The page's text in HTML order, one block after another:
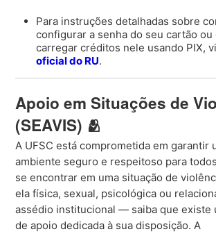
Para instruções detalhadas sobre
configurar a senha do seu cartão ou
carregar créditos nele usando PIX,
oficial do RU.
Apoio em Situações de
(SEAVIS) 🫂
A UFSC está comprometida em garantir
ambiente seguro e respeitoso para
se encontrar em uma situação de
ela física, sexual, psicológica ou
assédio institucional — saiba que existe
de apoio dedicada à sua disposição. A